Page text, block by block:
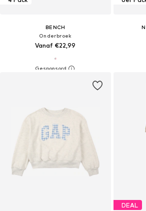
BENCH
Onderbroek
Vanaf €22,99
DEAL